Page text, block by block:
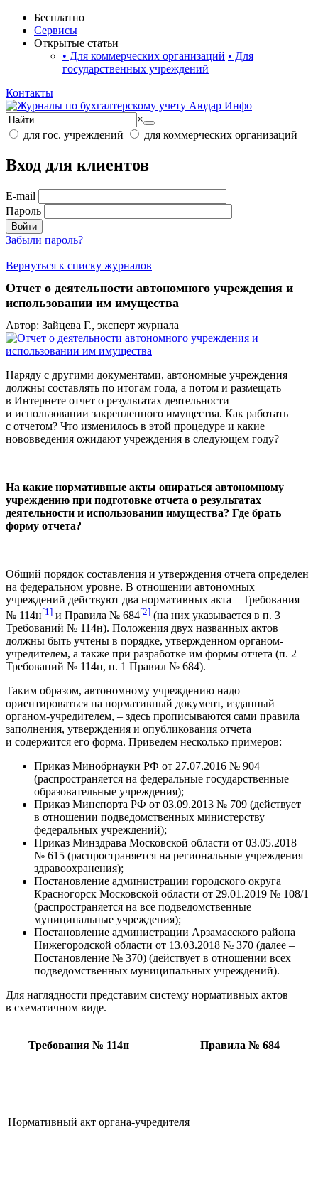
Бесплатно
Сервисы
Открытые статьи
• Для коммерческих организаций • Для
государственных учреждений
Контакты
×
для гос. учреждений
для коммерческих организаций
Вход для клиентов
E-mail
Пароль
Войти
Забыли пароль?
Вернуться к списку журналов
Отчет о деятельности автономного учреждения и
использовании им имущества
Автор: Зайцева Г., эксперт журнала
Наряду с другими документами, автономные учреждения
должны составлять по итогам года, а потом и размещать
в Интернете отчет о результатах деятельности
и использовании закрепленного имущества. Как работать
с отчетом? Что изменилось в этой процедуре и какие
нововведения ожидают учреждения в следующем году?
На какие нормативные акты опираться автономному
учреждению при подготовке отчета о результатах
деятельности и использовании имущества? Где брать
форму отчета?
Общий порядок составления и утверждения отчета определен
на федеральном уровне. В отношении автономных
учреждений действуют два нормативных акта – Требования
№ 114н[1] и Правила № 684[2] (на них указывается в п. 3
Требований № 114н). Положения двух названных актов
должны быть учтены в порядке, утвержденном органом-
учредителем, а также при разработке им формы отчета (п. 2
Требований № 114н, п. 1 Правил № 684).
Таким образом, автономному учреждению надо
ориентироваться на нормативный документ, изданный
органом-учредителем, – здесь прописываются сами правила
заполнения, утверждения и опубликования отчета
и содержится его форма. Приведем несколько примеров:
Приказ Минобрнауки РФ от 27.07.2016 № 904
(распространяется на федеральные государственные
образовательные учреждения);
Приказ Минспорта РФ от 03.09.2013 № 709 (действует
в отношении подведомственных министерству
федеральных учреждений);
Приказ Минздрава Московской области от 03.05.2018
№ 615 (распространяется на региональные учреждения
здраво­охранения);
Постановление администрации городского округа
Красногорск Московской области от 29.01.2019 № 108/1
(распространяется на все подведомственные
муниципальные учреждения);
Постановление администрации Арзамасского района
Нижегородской области от 13.03.2018 № 370 (далее –
Постановление № 370) (действует в отношении всех
подведомственных муниципальных учреждений).
Для наглядности представим систему нормативных актов
в схематичном виде.
Требования № 114н Правила № 684
Нормативный акт органа-учредителя